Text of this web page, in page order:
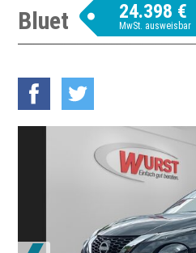
Bluet
24.398 €
MwSt. ausweisbar